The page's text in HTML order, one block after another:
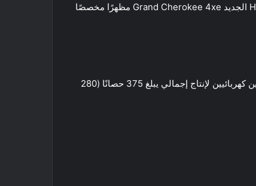
قال جيم موريسون ، نائب الرئيس الأول: “تمنح مجموعة المظهر المذهل للارتفاعات العالية وخيار الطلاء الخارجي الفاخر Hydro Blue الجديد Grand Cherokee 4xe مظهرًا مخصصًا
من الجدير بالذكر أن طرازات جيب جراند شيروكي 4xe مزودة بمحرك رباعي الأسطوانات سعة 2.0 لتر مزود بشاحن توربيني ومحركين كهربائيين لإنتاج إجمالي يبلغ 375 حصانًا (280